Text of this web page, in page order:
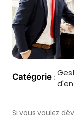
Catégorie :
Si vous voulez